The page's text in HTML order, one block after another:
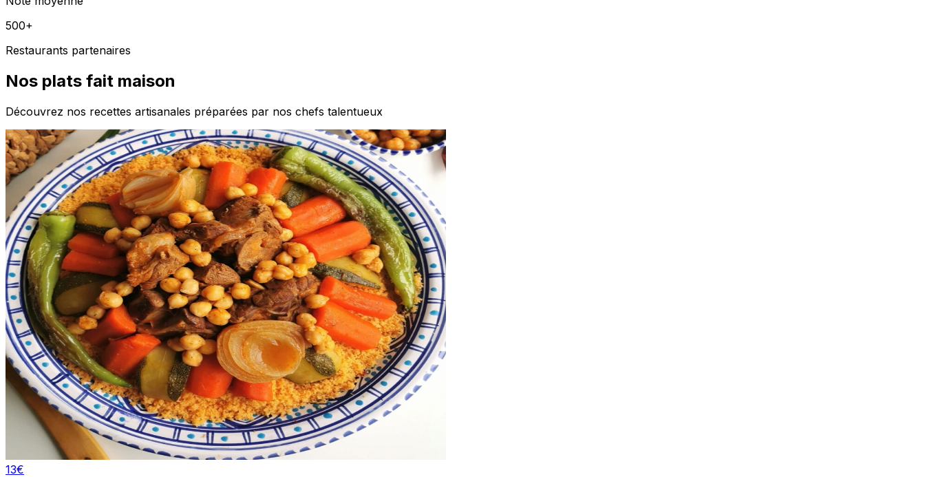
500+
Restaurants partenaires
Nos plats fait maison
Découvrez nos recettes artisanales préparées par nos chefs talentueux
13€